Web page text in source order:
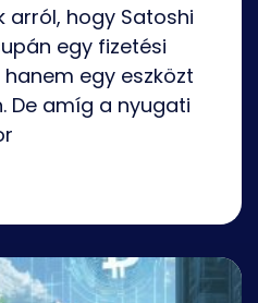
arról, hogy Satoshi
egy fizetési
egy eszközt
De amíg a nyugati